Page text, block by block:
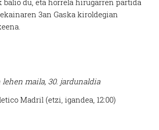
3an Gaska kiroldegian
lehen maila, 30. jardunaldia
Madril (etzi, igandea, 12:00)